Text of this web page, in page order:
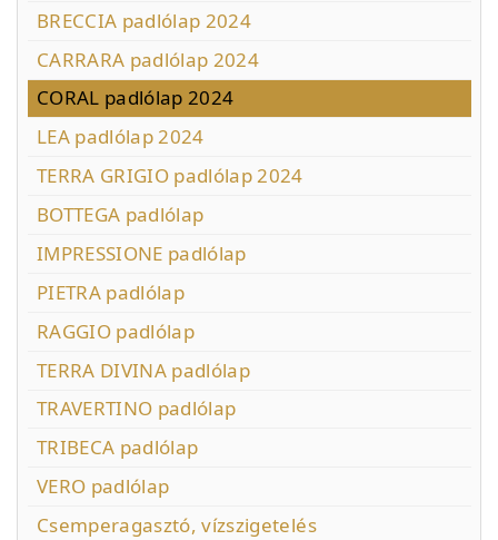
BRECCIA padlólap 2024
CARRARA padlólap 2024
CORAL padlólap 2024
LEA padlólap 2024
TERRA GRIGIO padlólap 2024
BOTTEGA padlólap
IMPRESSIONE padlólap
PIETRA padlólap
RAGGIO padlólap
TERRA DIVINA padlólap
TRAVERTINO padlólap
TRIBECA padlólap
VERO padlólap
Csemperagasztó, vízszigetelés